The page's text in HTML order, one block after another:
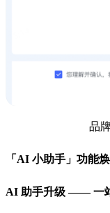
品
「AI 小助手」功能
AI 助手升级 —— 一